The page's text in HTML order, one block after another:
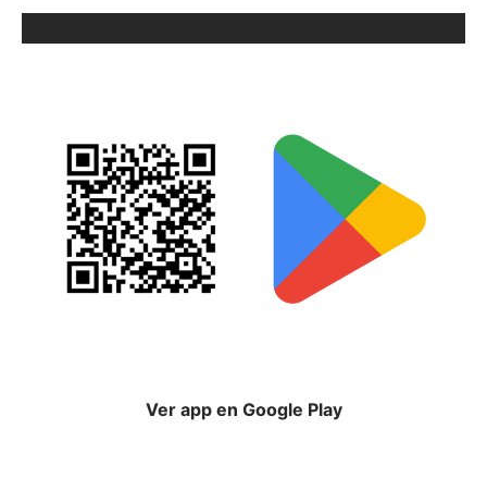
Ver app en Google Play